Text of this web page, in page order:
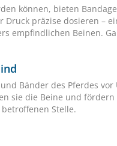
können, bieten
präzise dosieren –
empfindlichen Beinen.
Bänder des Pferdes
sie die Beine und
Stelle.